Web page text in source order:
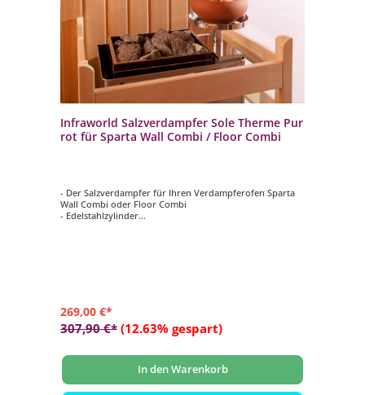
Infraworld Salzverdampfer Sole Therme Pur
rot für Sparta Wall Combi / Floor Combi
- Der Salzverdampfer für Ihren Verdampferofen Sparta
Wall Combi oder Floor Combi
- Edelstahlzylinder
269,00 €*
307,90 €* (12.63% gespart)
In den Warenkorb